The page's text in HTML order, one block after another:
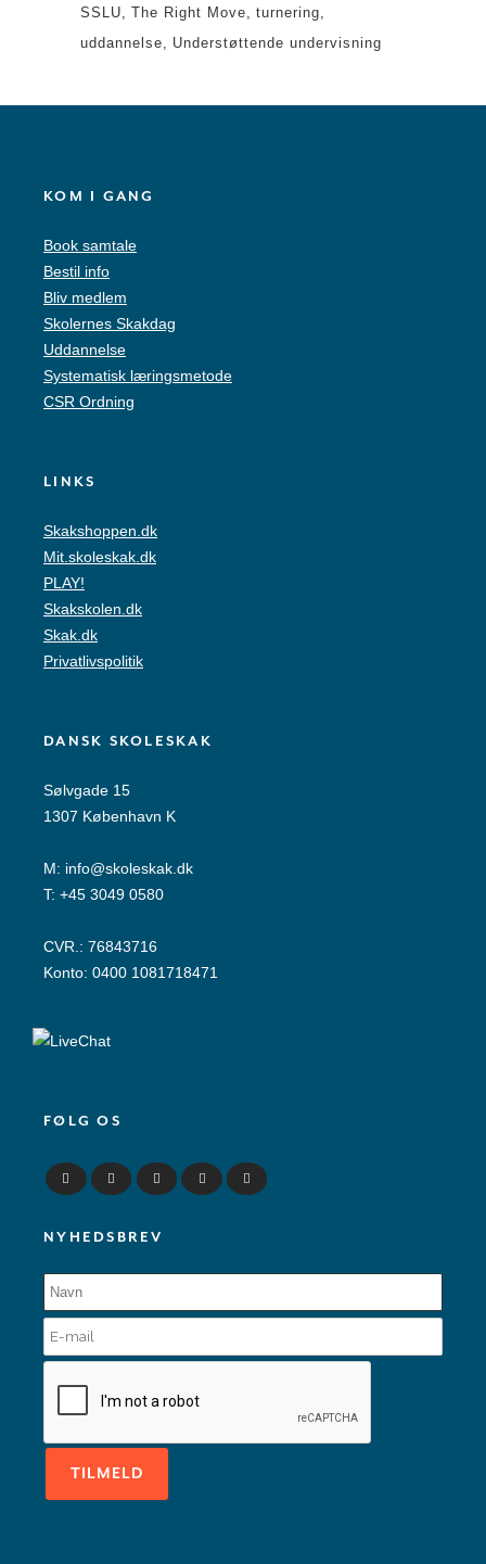
SSLU
The Right Move
turnering
uddannelse
Understøttende undervisning
KOM I GANG
Book samtale
Bestil info
Bliv medlem
Skolernes Skakdag
Uddannelse
Systematisk læringsmetode
CSR Ordning
LINKS
Skakshoppen.dk
Mit.skoleskak.dk
PLAY!
Skakskolen.dk
Skak.dk
Privatlivspolitik
DANSK SKOLESKAK
Sølvgade 15
1307 København K
M: info@skoleskak.dk
T: +45 3049 0580
CVR.: 76843716
Konto: 0400 1081718471
FØLG OS
NYHEDSBREV